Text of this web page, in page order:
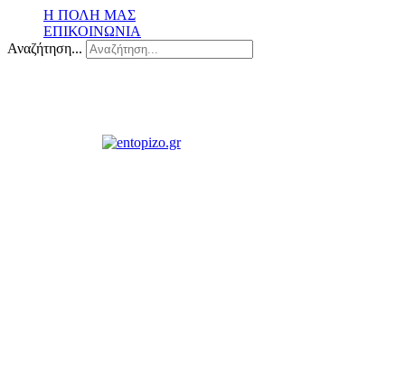
Η ΠΟΛΗ ΜΑΣ
ΕΠΙΚΟΙΝΩΝΙΑ
Αναζήτηση...